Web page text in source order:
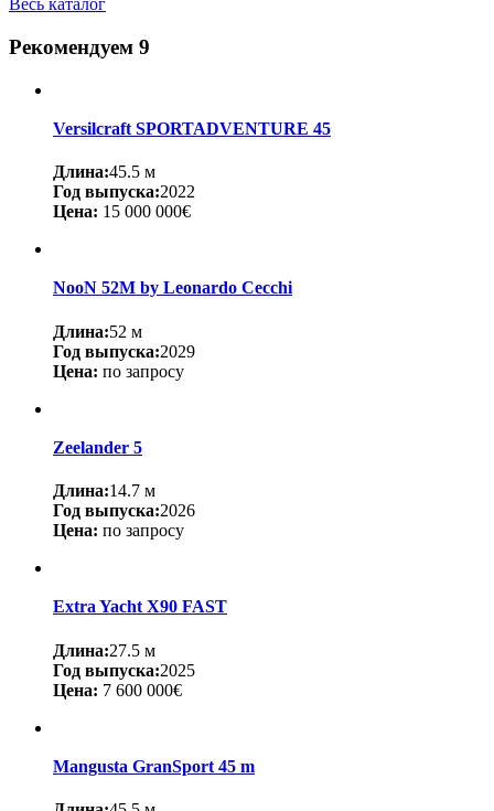
Весь каталог
Рекомендуем 9
Versilcraft SPORTADVENTURE 45
Длина:45.5 м
Год выпуска:2022
Цена: 15 000 000€
NooN 52M by Leonardo Cecchi
Длина:52 м
Год выпуска:2029
Цена: по запросу
Zeelander 5
Длина:14.7 м
Год выпуска:2026
Цена: по запросу
Extra Yacht X90 FAST
Длина:27.5 м
Год выпуска:2025
Цена: 7 600 000€
Mangusta GranSport 45 m